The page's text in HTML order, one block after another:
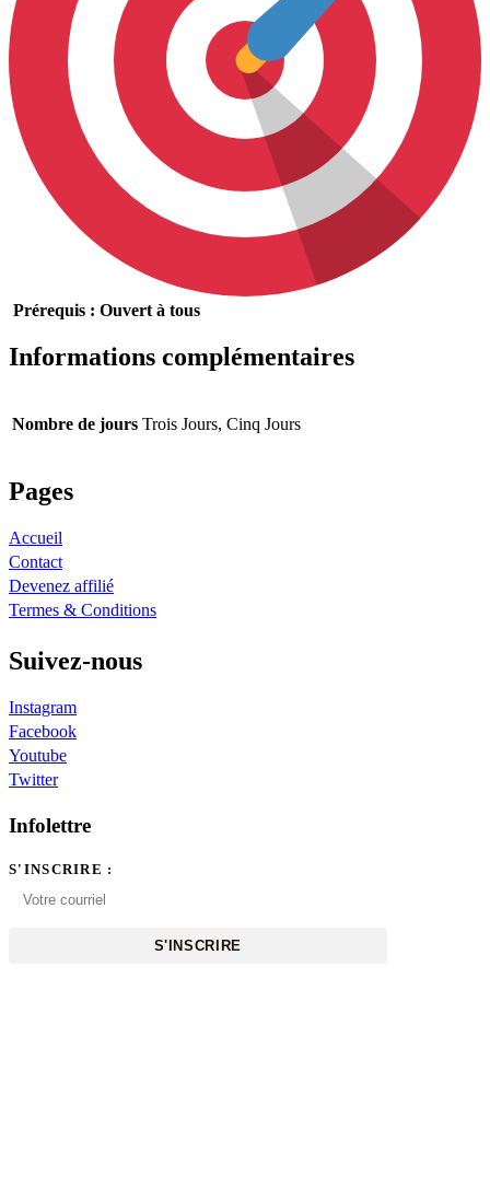
Prérequis : Ouvert à tous
Informations complémentaires
Nombre de jours Trois Jours, Cinq Jours
Pages
Accueil
Contact
Devenez affilié
Termes & Conditions
Suivez-nous
Instagram
Facebook
Youtube
Twitter
Infolettre
S'INSCRIRE :
S'INSCRIRE